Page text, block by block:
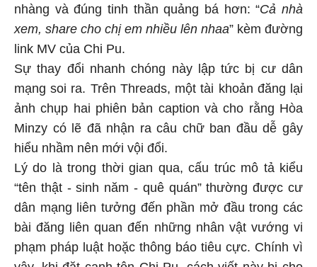
nhàng và đúng tinh thần quảng bá hơn: “Cả nhà
xem, share cho chị em nhiều lên nhaa” kèm đường
link MV của Chi Pu.
Sự thay đổi nhanh chóng này lập tức bị cư dân
mạng soi ra. Trên Threads, một tài khoản đăng lại
ảnh chụp hai phiên bản caption và cho rằng Hòa
Minzy có lẽ đã nhận ra câu chữ ban đầu dễ gây
hiểu nhầm nên mới vội đổi.
Lý do là trong thời gian qua, cấu trúc mô tả kiểu
“tên thật - sinh năm - quê quán” thường được cư
dân mạng liên tưởng đến phần mở đầu trong các
bài đăng liên quan đến những nhân vật vướng vi
phạm pháp luật hoặc thông báo tiêu cực. Chính vì